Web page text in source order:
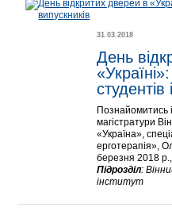
31.03.2018
День
«Україні»:
студентів
Познайомитись
магістратури
«Україна»,
ерготерапія»,
березня 2018 р.,
Підрозділ:
інститут